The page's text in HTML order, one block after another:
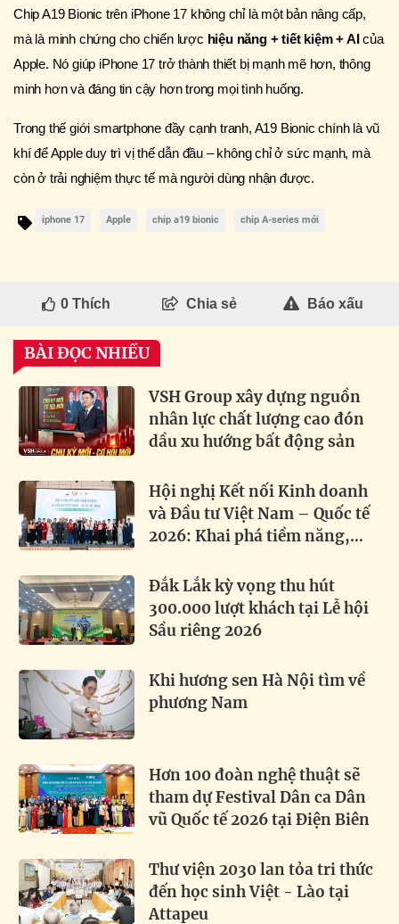
Chip A19 Bionic trên iPhone 17 không chỉ là một bản nâng cấp,
mà là minh chứng cho chiến lược hiệu năng + tiết kiệm + AI của
Apple. Nó giúp iPhone 17 trở thành thiết bị mạnh mẽ hơn, thông
minh hơn và đáng tin cậy hơn trong mọi tình huống.
Trong thế giới smartphone đầy cạnh tranh, A19 Bionic chính là vũ
khí để Apple duy trì vị thế dẫn đầu – không chỉ ở sức mạnh, mà
còn ở trải nghiệm thực tế mà người dùng nhận được.
iphone 17 Apple chip a19 bionic chip A-series mới
0Thích Chia sẻ Báo xấu
BÀI ĐỌC NHIỀU
VSH Group xây dựng nguồn
nhân lực chất lượng cao đón
dầu xu hướng bất động sản
Hội nghị Kết nối Kinh doanh
và Đầu tư Việt Nam – Quốc tế
2026: Khai phá tiềm năng,
Đắk Lắk kỳ vọng thu hút
300.000 lượt khách tại Lễ hội
Sầu riêng 2026
Khi hương sen Hà Nội tìm về
phương Nam
Hơn 100 đoàn nghệ thuật sẽ
tham dự Festival Dân ca Dân
vũ Quốc tế 2026 tại Điện Biên
Thư viện 2030 lan tỏa tri thức
đến học sinh Việt - Lào tại
Attapeu